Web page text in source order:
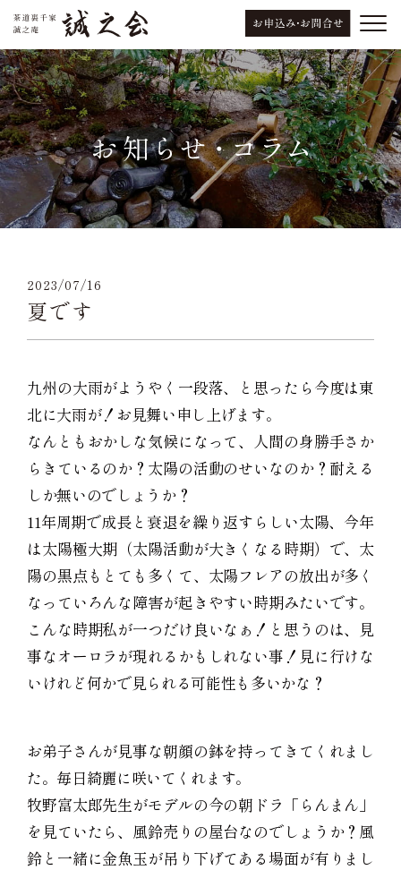
2023/07/16
夏です
九州の大雨がようやく一段落、と思ったら今度は東
北に大雨が！お見舞い申し上げます。
なんともおかしな気候になって、人間の身勝手さか
らきているのか？太陽の活動のせいなのか？耐える
しか無いのでしょうか？
11年周期で成長と衰退を繰り返すらしい太陽、今年
は太陽極大期（太陽活動が大きくなる時期）で、太
陽の黒点もとても多くて、太陽フレアの放出が多く
なっていろんな障害が起きやすい時期みたいです。
こんな時期私が一つだけ良いなぁ！と思うのは、見
事なオーロラが現れるかもしれない事！見に行けな
いけれど何かで見られる可能性も多いかな？
お弟子さんが見事な朝顔の鉢を持ってきてくれまし
た。毎日綺麗に咲いてくれます。
牧野富太郎先生がモデルの今の朝ドラ「らんまん」
を見ていたら、風鈴売りの屋台なのでしょうか？風
鈴と一緒に金魚玉が吊り下げてある場面が有りまし